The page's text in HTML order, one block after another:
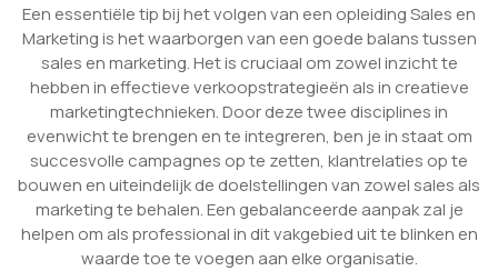
Een essentiële tip bij het volgen van een opleiding Sales en
Marketing is het waarborgen van een goede balans tussen
sales en marketing. Het is cruciaal om zowel inzicht te
hebben in effectieve verkoopstrategieën als in creatieve
marketingtechnieken. Door deze twee disciplines in
evenwicht te brengen en te integreren, ben je in staat om
succesvolle campagnes op te zetten, klantrelaties op te
bouwen en uiteindelijk de doelstellingen van zowel sales als
marketing te behalen. Een gebalanceerde aanpak zal je
helpen om als professional in dit vakgebied uit te blinken en
waarde toe te voegen aan elke organisatie.